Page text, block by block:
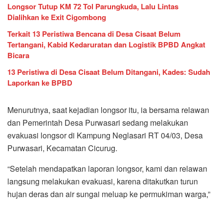
Longsor Tutup KM 72 Tol Parungkuda, Lalu Lintas
Dialihkan ke Exit Cigombong
Terkait 13 Peristiwa Bencana di Desa Cisaat Belum
Tertangani, Kabid Kedaruratan dan Logistik BPBD Angkat
Bicara
13 Peristiwa di Desa Cisaat Belum Ditangani, Kades: Sudah
Laporkan ke BPBD
Menurutnya, saat kejadian longsor itu, ia bersama relawan
dan Pemerintah Desa Purwasari sedang melakukan
evakuasi longsor di Kampung Neglasari RT 04/03, Desa
Purwasari, Kecamatan Cicurug.
“Setelah mendapatkan laporan longsor, kami dan relawan
langsung melakukan evakuasi, karena ditakutkan turun
hujan deras dan air sungai meluap ke permukiman warga,”